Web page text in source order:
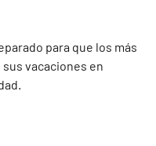
para que los más
vacaciones en